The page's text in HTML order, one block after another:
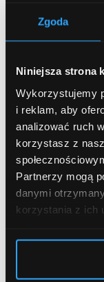
Zgoda
Niniejsza strona
Wykorzystujemy
i reklam, aby
analizować ruch
korzystasz z
Partnerzy mogą
danymi
korzystania z ich
odmładza
powstawaniu
delikatnemu
Dzięki temu
Natomiast
związek ten,
dzięki czemu
kolagenu. To
się zaś
Co ciekawe,
cieniami pod